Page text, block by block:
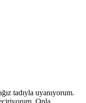
tadıyla uyanıyorum.